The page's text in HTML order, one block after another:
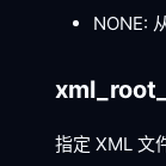
NONE:
指定 XML 文